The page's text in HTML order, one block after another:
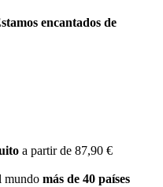
encantados de
a partir de 87,90 €
mundo más de 40 países